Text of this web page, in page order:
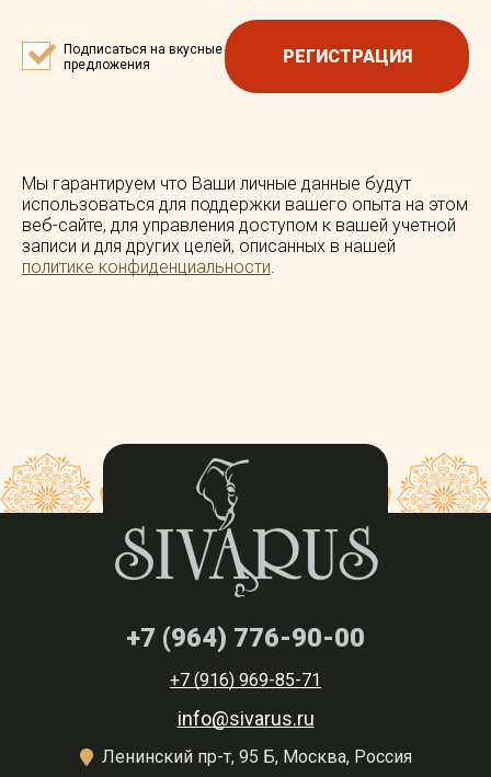
Подписаться на вкусные
предложения
РЕГИСТРАЦИЯ
Мы гарантируем что Ваши личные данные будут
использоваться для поддержки вашего опыта на этом
веб-сайте, для управления доступом к вашей учетной
записи и для других целей, описанных в нашей
политике конфиденциальности.
+7 (964) 776-90-00
+7 (916) 969-85-71
info@sivarus.ru
Ленинский пр-т, 95 Б, Москва, Россия